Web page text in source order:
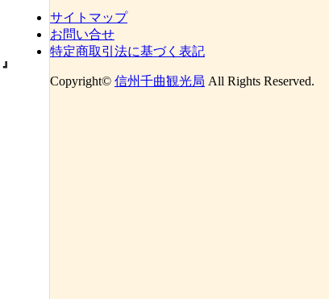
』
サイトマップ
お問い合せ
特定商取引法に基づく表記
Copyright© 信州千曲観光局 All Rights Reserved.